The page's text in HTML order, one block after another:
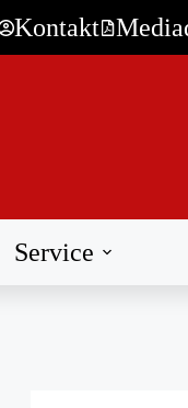
Kontakt
Service